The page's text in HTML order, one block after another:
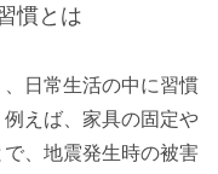
慣とは
日常生活の中に習慣
えば、家具の固定や
、地震発生時の被害